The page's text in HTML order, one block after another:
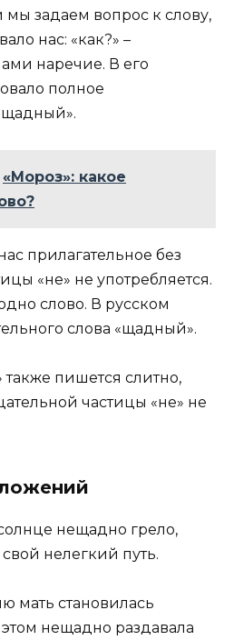
задаем вопрос к слову,
нас: «как?» –
наречие. В его
полное
«Мороз»: какое
прилагательное без
«не» не употребляется.
слово. В русском
слова «щадный».
пишется слитно,
частицы «не» не
нещадно грело,
нелегкий путь.
мать становилась
нещадно раздавала